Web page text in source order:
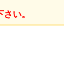
い。